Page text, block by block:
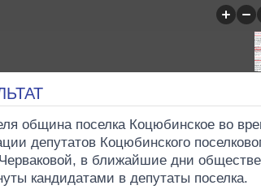
община поселка Коцюбинское во
депутатов Коцюбинского
в ближайшие дни
кандидатами в депутаты поселка.